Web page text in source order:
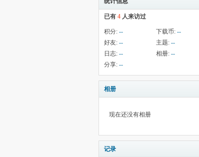
已有 4 人来访过
积分: -- 下载币: --
好友: -- 主题: --
日志: -- 相册: --
分享: --
相册
现在还没有相册
记录